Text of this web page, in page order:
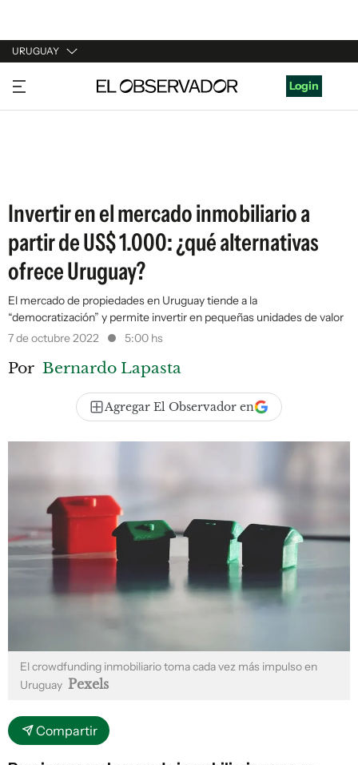
URUGUAY
URUGUAY
ARGENTINA
Login
Invertir en el mercado inmobiliario a
partir de US$ 1.000: ¿qué alternativas
ofrece Uruguay?
El mercado de propiedades en Uruguay tiende a la
“democratización” y permite invertir en pequeñas unidades de valor
7 de octubre 2022
5:00 hs
Por Bernardo Lapasta
Agregar El Observador en
El crowdfunding inmobiliario toma cada vez más impulso en
Uruguay Pexels
Compartir